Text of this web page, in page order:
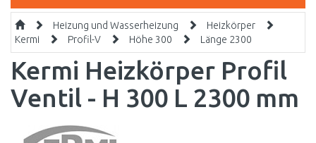
Heizung und Wasserheizung
Heizkörper
Kermi
Profil-V Höhe 300 Länge 2300
Kermi Heizkörper Profil
Ventil - H 300 L 2300 mm